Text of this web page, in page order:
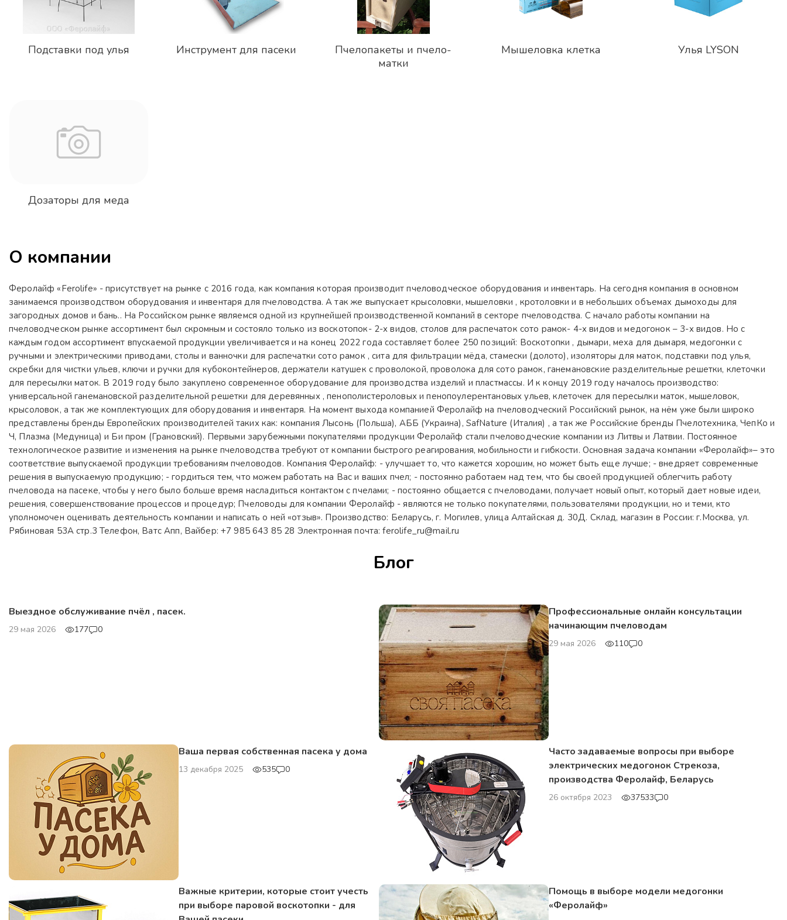
Подставки под улья Инструмент для пасеки
Пчелопакеты и пчело-
матки
Мышеловка клетка Улья LYSON
Дозаторы для меда
О компании
Феролайф «Ferolife» - присутствует на рынке с 2016 года, как компания которая производит пчеловодческое оборудования и инвентарь. На сегодня компания в основном
занимаемся производством оборудования и инвентаря для пчеловодства. А так же выпускает крысоловки, мышеловки , кротоловки и в небольших объемах дымоходы для
загородных домов и бань.. На Российском рынке являемся одной из крупнейшей производственной компаний в секторе пчеловодства. С начало работы компании на
пчеловодческом рынке ассортимент был скромным и состояло только из воскотопок- 2-х видов, столов для распечаток сото рамок- 4-х видов и медогонок – 3-х видов. Но с
каждым годом ассортимент впускаемой продукции увеличивается и на конец 2022 года составляет более 250 позиций: Воскотопки , дымари, меха для дымаря, медогонки с
ручными и электрическими приводами, столы и ванночки для распечатки сото рамок , сита для фильтрации мёда, стамески (долото), изоляторы для маток, подставки под улья,
скребки для чистки ульев, ключи и ручки для кубоконтейнеров, держатели катушек с проволокой, проволока для сото рамок, ганемановские разделительные решетки, клеточки
для пересылки маток. В 2019 году было закуплено современное оборудование для производства изделий и пластмассы. И к концу 2019 году началось производство:
универсальной ганемановской разделительной решетки для деревянных , пенополистероловых и пенопоулерентановых ульев, клеточек для пересылки маток, мышеловок,
крысоловок, а так же комплектующих для оборудования и инвентаря. На момент выхода компанией Феролайф на пчеловодческий Российский рынок, на нём уже были широко
представлены бренды Европейских производителей таких как: компания Лысонь (Польша), АББ (Украина), SafNature (Италия) , а так же Российские бренды Пчелотехника, ЧепКо и
Ч, Плазма (Медуница) и Би пром (Грановский). Первыми зарубежными покупателями продукции Феролайф стали пчеловодческие компании из Литвы и Латвии. Постоянное
технологическое развитие и изменения на рынке пчеловодства требуют от компании быстрого реагирования, мобильности и гибкости. Основная задача компании «Феролайф»– это
соответствие выпускаемой продукции требованиям пчеловодов. Компания Феролайф: - улучшает то, что кажется хорошим, но может быть еще лучше; - внедряет современные
решения в выпускаемую продукцию; - гордиться тем, что можем работать на Вас и ваших пчел; - постоянно работаем над тем, что бы своей продукцией облегчить работу
пчеловода на пасеке, чтобы у него было больше время насладиться контактом с пчелами; - постоянно общается с пчеловодами, получает новый опыт, который дает новые идеи,
решения, совершенствование процессов и процедур; Пчеловоды для компании Феролайф - являются не только покупателями, пользователями продукции, но и теми, кто
уполномочен оценивать деятельность компании и написать о ней «отзыв». Производство: Беларусь, г. Могилев, улица Алтайская д. 30Д. Склад, магазин в России: г.Москва, ул.
Рябиновая 53А стр.3 Телефон, Ватс Апп, Вайбер: +7 985 643 85 28 Электронная почта: ferolife_ru@mail.ru
Блог
Выездное обслуживание пчёл , пасек.
29 мая 2026 177 0
Профессиональные онлайн консультации
начинающим пчеловодам
29 мая 2026 110 0
Ваша первая собственная пасека у дома
13 декабря 2025 535 0
Часто задаваемые вопросы при выборе
электрических медогонок Стрекоза,
производства Феролайф, Беларусь
26 октября 2023 37533 0
Важные критерии, которые стоит учесть
при выборе паровой воскотопки - для
Помощь в выборе модели медогонки
«Феролайф»